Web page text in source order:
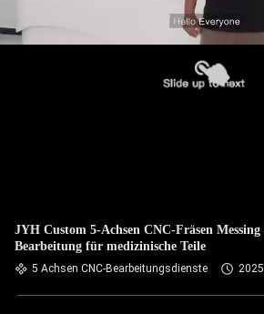
JYH Custom 5-Achsen CNC-Fräsen Messing
Bearbeitung für medizinische Teile
5 Achsen CNC-Bearbeitungsdienste